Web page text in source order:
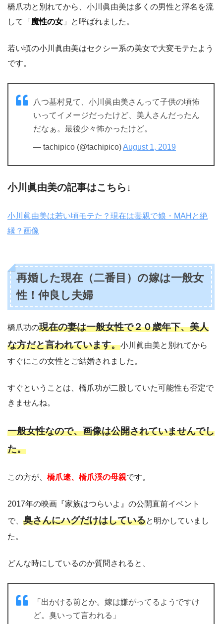
橋爪功と別れてから、小川眞由美は多くの男性と浮名を流
して「 魔性の女 」と呼ばれました。
若い頃の小川眞由美はセクシー系の美女で大変モテたよう
です。
八つ墓村見て、小川眞由美さんって子供の頃怖
いってイメージだったけど、美人さんだったん
だなぁ。最後少々怖かったけど。
— tachipico (@tachipico)August 1, 2019
小川眞由美の記事はこちら↓
小川眞由美は若い頃モテた？現在は毒親で娘・MAHと絶
縁？画像
再婚した現在（二番目）の嫁は一般女
性！仲良し夫婦
橋爪功の現在の妻は一般女性で２０歳年下、美人
な方だと言われています。小川眞由美と別れてから
すぐにこの女性とご結婚されました。
すぐということは、橋爪功が二股していた可能性も否定で
きませんね。
一般女性なので、画像は公開されていませんでし
た。
この方が、 橋爪遼、橋爪渓の母親です。
2017年の映画『家族はつらいよ』の公開直前イベント
で、 奥さんにハグだけはしていると明かしていまし
た。
どんな時にしているのか質問されると、
「出かける前とか。嫁は嫌がってるようですけ
ど。臭いって言われる」